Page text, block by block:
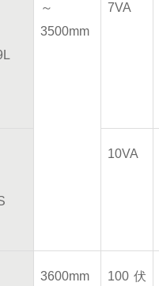
～
3500mm
7VA
10VA
3600mm
100伏